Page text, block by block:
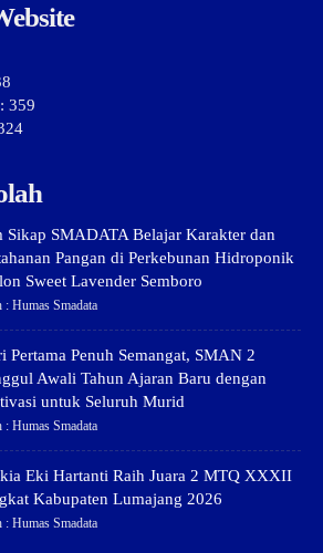
359
Sikap SMADATA Belajar Karakter dan
Pangan di Perkebunan Hidroponik
Sweet Lavender Semboro
: Humas Smadata
Pertama Penuh Semangat, SMAN 2
Awali Tahun Ajaran Baru dengan
untuk Seluruh Murid
: Humas Smadata
Eki Hartanti Raih Juara 2 MTQ XXXII
Kabupaten Lumajang 2026
: Humas Smadata